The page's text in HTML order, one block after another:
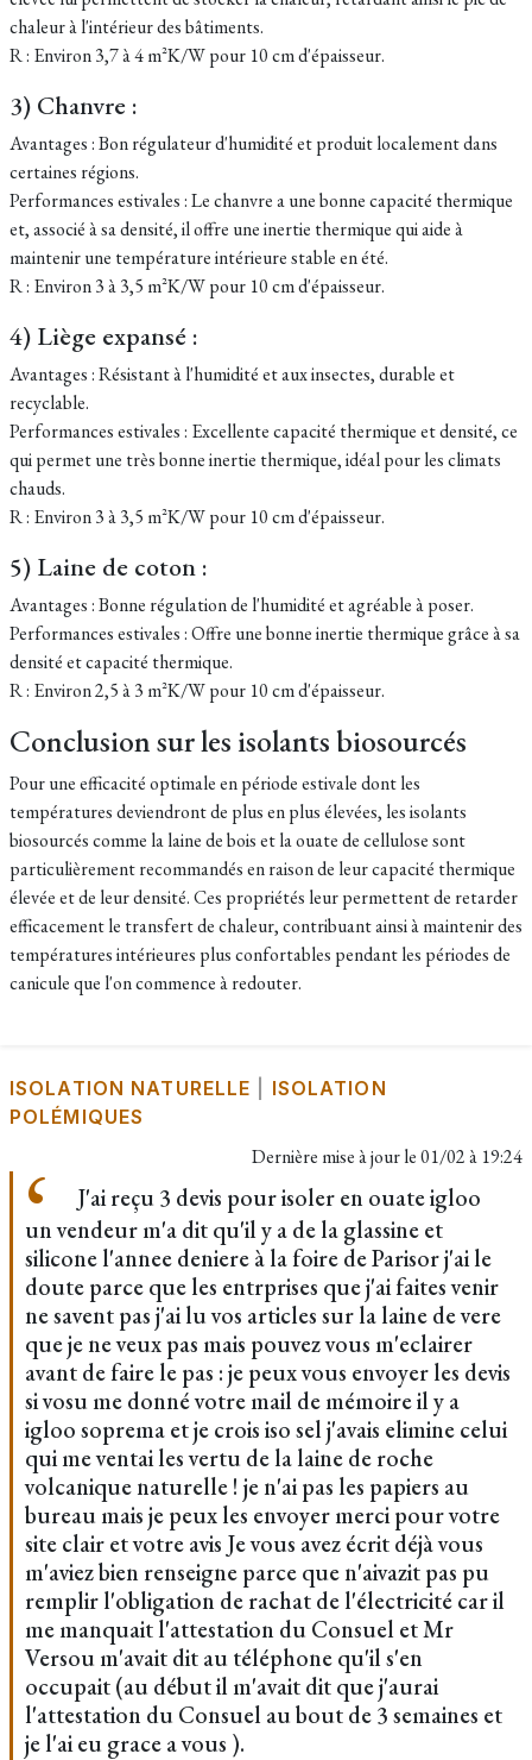
chaleur à l'intérieur des bâtiments.
R : Environ 3,7 à 4 m²K/W pour 10 cm d'épaisseur.
3) Chanvre :
Avantages : Bon régulateur d'humidité et produit localement dans
certaines régions.
Performances estivales : Le chanvre a une bonne capacité thermique
et, associé à sa densité, il offre une inertie thermique qui aide à
maintenir une température intérieure stable en été.
R : Environ 3 à 3,5 m²K/W pour 10 cm d'épaisseur.
4) Liège expansé :
Avantages : Résistant à l'humidité et aux insectes, durable et
recyclable.
Performances estivales : Excellente capacité thermique et densité, ce
qui permet une très bonne inertie thermique, idéal pour les climats
chauds.
R : Environ 3 à 3,5 m²K/W pour 10 cm d'épaisseur.
5) Laine de coton :
Avantages : Bonne régulation de l'humidité et agréable à poser.
Performances estivales : Offre une bonne inertie thermique grâce à sa
densité et capacité thermique.
R : Environ 2,5 à 3 m²K/W pour 10 cm d'épaisseur.
Conclusion sur les isolants biosourcés
Pour une efficacité optimale en période estivale dont les
températures deviendront de plus en plus élevées, les isolants
biosourcés comme la laine de bois et la ouate de cellulose sont
particulièrement recommandés en raison de leur capacité thermique
élevée et de leur densité. Ces propriétés leur permettent de retarder
efficacement le transfert de chaleur, contribuant ainsi à maintenir des
températures intérieures plus confortables pendant les périodes de
canicule que l'on commence à redouter.
ISOLATION NATURELLE
ISOLATION
POLÉMIQUES
Dernière mise à jour le01/02 à 19:24
J'ai reçu 3 devis pour isoler en ouate igloo
un vendeur m'a dit qu'il y a de la glassine et
silicone l'annee deniere à la foire de Parisor j'ai le
doute parce que les entrprises que j'ai faites venir
ne savent pas j'ai lu vos articles sur la laine de vere
que je ne veux pas mais pouvez vous m'eclairer
avant de faire le pas : je peux vous envoyer les devis
si vosu me donné votre mail de mémoire il y a
igloo soprema et je crois iso sel j'avais elimine celui
qui me ventai les vertu de la laine de roche
volcanique naturelle ! je n'ai pas les papiers au
bureau mais je peux les envoyer merci pour votre
site clair et votre avis Je vous avez écrit déjà vous
m'aviez bien renseigne parce que n'aivazit pas pu
remplir l'obligation de rachat de l'électricité car il
me manquait l'attestation du Consuel et Mr
Versou m'avait dit au téléphone qu'il s'en
occupait (au début il m'avait dit que j'aurai
l'attestation du Consuel au bout de 3 semaines et
je l'ai eu grace a vous ).